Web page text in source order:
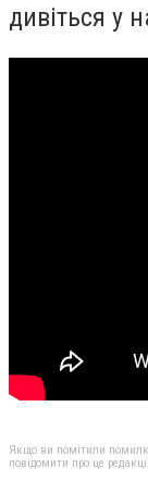
дивіться у
Якщо ви помітили
повідомити про це